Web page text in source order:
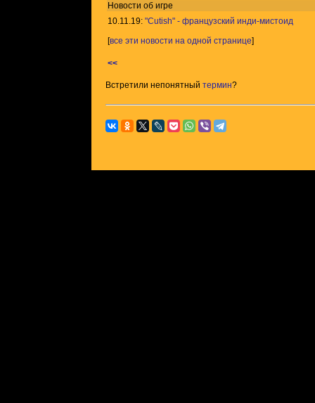
Новости об игре
10.11.19: "Cutish" - французский инди-мистоид
[все эти новости на одной странице]
<<
Встретили непонятный термин?